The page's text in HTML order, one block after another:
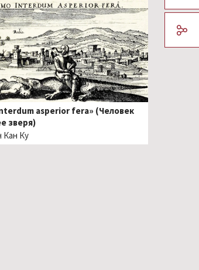
asperior fera» (Человек
зверя)
Кан Ку